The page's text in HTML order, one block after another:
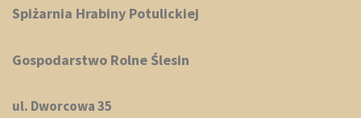
Spiżarnia Hrabiny Potulickiej
Gospodarstwo Rolne Ślesin
ul. Dworcowa 35